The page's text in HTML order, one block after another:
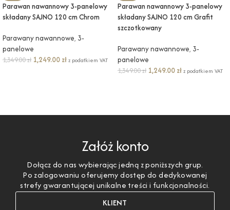
Parawan nawannowy 3-panelowy
składany SAJNO 120 cm Chrom
Parawany nawannowe, 3-
panelowe
1,349.00zł 1,249.00 złz podatkiem VAT
Parawan nawannowy 3-panelowy
składany SAJNO 120 cm Grafit
szczotkowany
Parawany nawannowe, 3-
panelowe
1,349.00zł 1,249.00 złz podatkiem VAT
Załóż konto
Dołącz do nas wybierając jedną z poniższych grup.
Po zalogowaniu oferujemy dostęp do dedykowanej
strefy gwarantującej unikalne treści i funkcjonalności.
KLIENT